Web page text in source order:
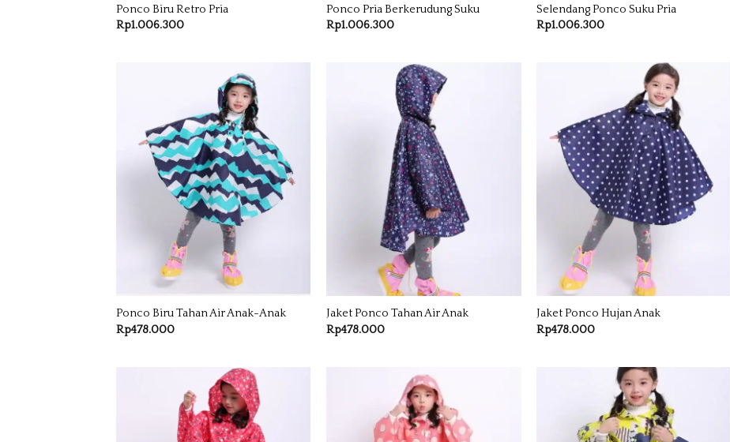
Ponco Biru Retro Pria
Rp1.006.300
Ponco Pria Berkerudung Suku
Rp1.006.300
Selendang Ponco Suku Pria
Rp1.006.300
Ponco Biru Tahan Air Anak-Anak
Rp478.000
Jaket Ponco Tahan Air Anak
Rp478.000
Jaket Ponco Hujan Anak
Rp478.000